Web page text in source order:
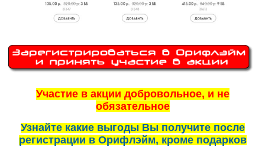
Участие в акции добровольное, и не
обязательное
Узнайте какие выгоды Вы получите после
регистрации в Орифлэйм, кроме подарков